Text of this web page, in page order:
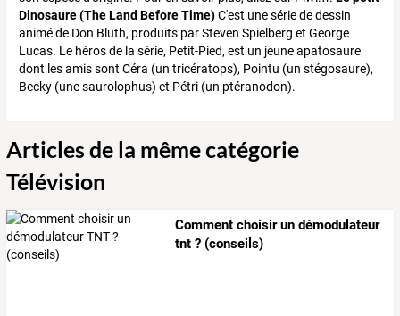
Dinosaure(The Land Before Time)C'est une série de dessin
animé de Don Bluth, produits par Steven Spielberg et George
Lucas. Le héros de la série, Petit-Pied, est un jeune apatosaure
dont les amis sont Céra (un tricératops), Pointu (un stégosaure),
Becky (une saurolophus) et Pétri (un ptéranodon).
Articles de la même catégorie
Télévision
Comment choisir un démodulateur
tnt ? (conseils)